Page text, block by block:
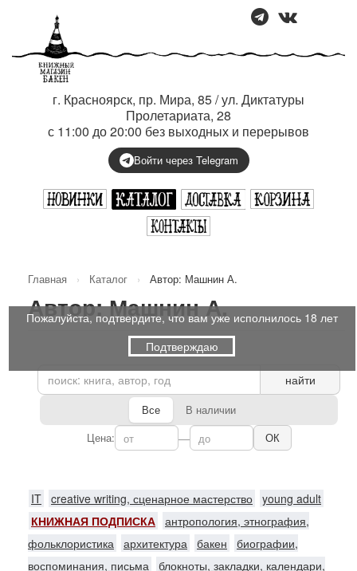
г. Красноярск, пр. Мира, 85 / ул. Диктатуры
Пролетариата, 28
с 11:00 до 20:00 без выходных и перерывов
Войти через Telegram
Главная › Каталог › Автор: Машнин А.
Автор: Машнин А.
найти
Все
В наличии
Цена:
— ОК
IT creative writing, сценарное мастерство young adult
КНИЖНАЯ ПОДПИСКА антропология, этнография,
фольклористика архитектура бакен
биографии,
воспоминания, письма блокноты, закладки, календари,
Пожалуйста, подтвердите, что вам уже исполнилось 18 лет
Подтверждаю